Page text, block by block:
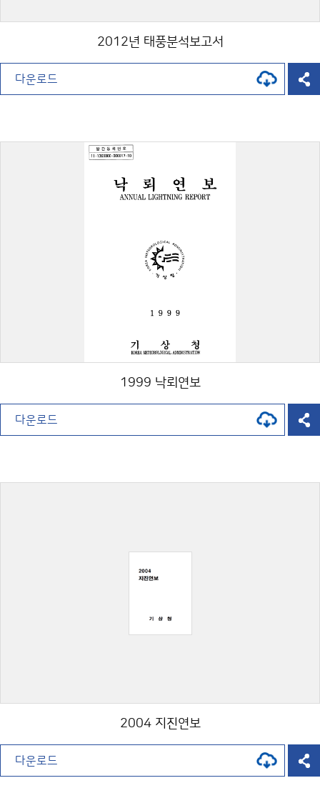
2012년 태풍분석보고서
다운로드
1999 낙뢰연보
다운로드
2004 지진연보
다운로드